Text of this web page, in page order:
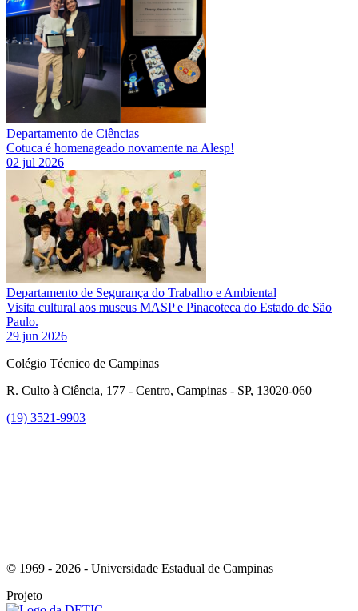
Departamento de Ciências
Cotuca é homenageado novamente na Alesp!
02 jul 2026
Departamento de Segurança do Trabalho e Ambiental
Visita cultural aos museus MASP e Pinacoteca do Estado de São
Paulo.
29 jun 2026
Colégio Técnico de Campinas
R. Culto à Ciência, 177 - Centro, Campinas - SP, 13020-060
(19) 3521-9903
© 1969 - 2026 - Universidade Estadual de Campinas
Projeto